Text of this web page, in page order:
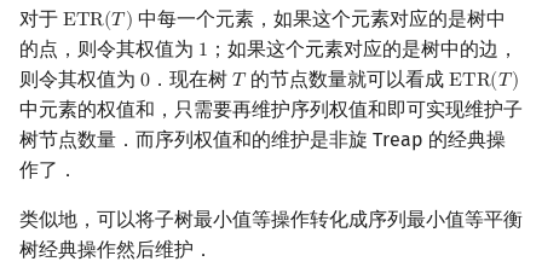
对于 ETR(𝑇 )
ETR(T)
中每一个元素，如果这个元素对应的是树中
的点，则令其权值为 1
1 ；如果这个元素对应的是树中的边，
则令其权值为 0
0 ．现在树 𝑇
T 的节点数量就可以看成ETR(𝑇)
ETR(T)
中元素的权值和，只需要再维护序列权值和即可实现维护子
树节点数量．而序列权值和的维护是非旋 Treap 的经典操
作了．
类似地，可以将子树最小值等操作转化成序列最小值等平衡
树经典操作然后维护．